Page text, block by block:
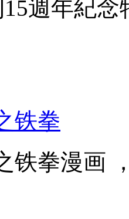
15週年紀
铁拳
铁拳漫画